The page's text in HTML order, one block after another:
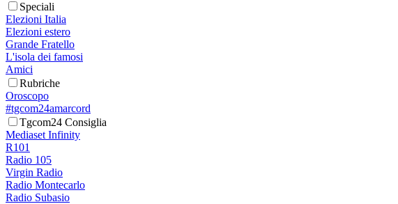
Speciali
Elezioni Italia
Elezioni estero
Grande Fratello
L'isola dei famosi
Amici
Rubriche
Oroscopo
#tgcom24amarcord
Tgcom24 Consiglia
Mediaset Infinity
R101
Radio 105
Virgin Radio
Radio Montecarlo
Radio Subasio